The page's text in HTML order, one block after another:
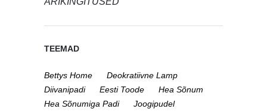
TEEMAD
Bettys Home
Deokratiivne Lamp
Diivanipadi
Eesti Toode
Hea Sõnum
Hea Sõnumiga Padi
Joogipudel